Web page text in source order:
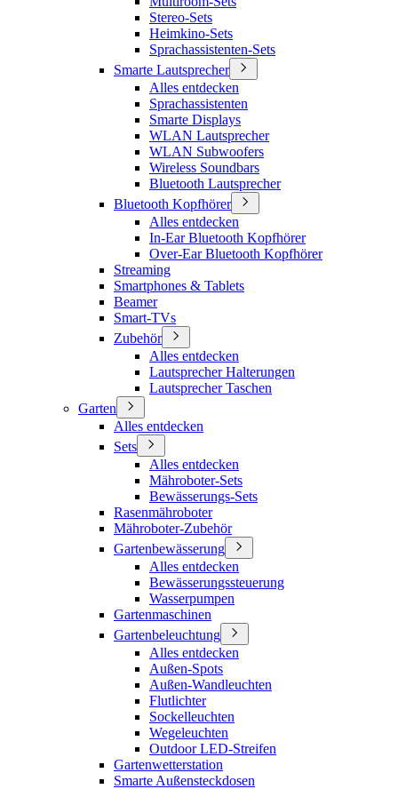
Stereo-Sets
Heimkino-Sets
Sprachassistenten-Sets
Smarte Lautsprecher
Alles entdecken
Sprachassistenten
Smarte Displays
WLAN Lautsprecher
WLAN Subwoofers
Wireless Soundbars
Bluetooth Lautsprecher
Bluetooth Kopfhörer
Alles entdecken
In-Ear Bluetooth Kopfhörer
Over-Ear Bluetooth Kopfhörer
Streaming
Smartphones & Tablets
Beamer
Smart-TVs
Zubehör
Alles entdecken
Lautsprecher Halterungen
Lautsprecher Taschen
Garten
Alles entdecken
Sets
Alles entdecken
Mähroboter-Sets
Bewässerungs-Sets
Rasenmähroboter
Mähroboter-Zubehör
Gartenbewässerung
Alles entdecken
Bewässerungssteuerung
Wasserpumpen
Gartenmaschinen
Gartenbeleuchtung
Alles entdecken
Außen-Spots
Außen-Wandleuchten
Flutlichter
Sockelleuchten
Wegeleuchten
Outdoor LED-Streifen
Gartenwetterstation
Smarte Außensteckdosen